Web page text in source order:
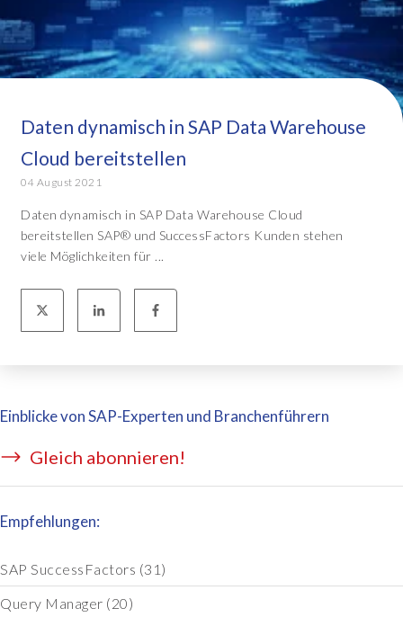
Daten dynamisch in SAP Data Warehouse
Cloud bereitstellen
04 August 2021
Daten dynamisch in SAP Data Warehouse Cloud
bereitstellen SAP® und SuccessFactors Kunden stehen
viele Möglichkeiten für ...
Einblicke von SAP-Experten und Branchenführern
Gleich abonnieren!
Empfehlungen:
SAP SuccessFactors (31)
Query Manager (20)